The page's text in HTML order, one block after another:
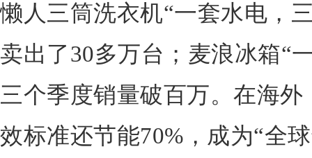
懒人三筒洗衣机“一套水电，
卖出了30多万台；麦浪冰箱“
三个季度销量破百万。在海
效标准还节能70%，成为“全